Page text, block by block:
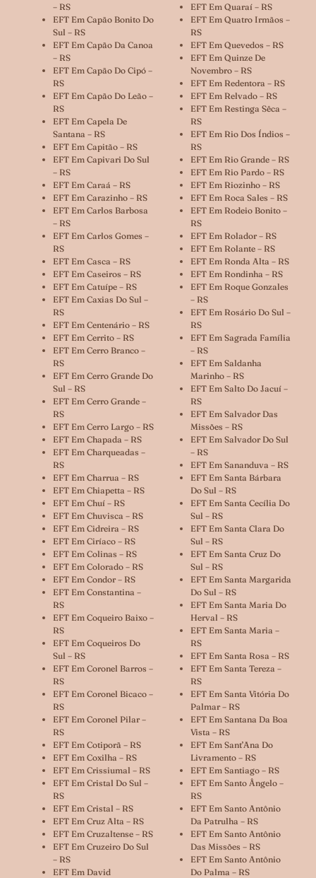
– RS
EFT Em Capão Bonito Do
Sul – RS
EFT Em Capão Da Canoa
– RS
EFT Em Capão Do Cipó –
RS
EFT Em Capão Do Leão –
RS
EFT Em Capela De
Santana – RS
EFT Em Capitão – RS
EFT Em Capivari Do Sul
– RS
EFT Em Caraá – RS
EFT Em Carazinho – RS
EFT Em Carlos Barbosa
– RS
EFT Em Carlos Gomes –
RS
EFT Em Casca – RS
EFT Em Caseiros – RS
EFT Em Catuípe – RS
EFT Em Caxias Do Sul –
RS
EFT Em Centenário – RS
EFT Em Cerrito – RS
EFT Em Cerro Branco –
RS
EFT Em Cerro Grande Do
Sul – RS
EFT Em Cerro Grande –
RS
EFT Em Cerro Largo – RS
EFT Em Chapada – RS
EFT Em Charqueadas –
RS
EFT Em Charrua – RS
EFT Em Chiapetta – RS
EFT Em Chuí – RS
EFT Em Chuvisca – RS
EFT Em Cidreira – RS
EFT Em Ciríaco – RS
EFT Em Colinas – RS
EFT Em Colorado – RS
EFT Em Condor – RS
EFT Em Constantina –
RS
EFT Em Coqueiro Baixo –
RS
EFT Em Coqueiros Do
Sul – RS
EFT Em Coronel Barros –
RS
EFT Em Coronel Bicaco –
RS
EFT Em Coronel Pilar –
RS
EFT Em Cotiporã – RS
EFT Em Coxilha – RS
EFT Em Crissiumal – RS
EFT Em Cristal Do Sul –
RS
EFT Em Cristal – RS
EFT Em Cruz Alta – RS
EFT Em Cruzaltense – RS
EFT Em Cruzeiro Do Sul
– RS
EFT Em David
EFT Em Quaraí – RS
EFT Em Quatro Irmãos –
RS
EFT Em Quevedos – RS
EFT Em Quinze De
Novembro – RS
EFT Em Redentora – RS
EFT Em Relvado – RS
EFT Em Restinga Sêca –
RS
EFT Em Rio Dos Índios –
RS
EFT Em Rio Grande – RS
EFT Em Rio Pardo – RS
EFT Em Riozinho – RS
EFT Em Roca Sales – RS
EFT Em Rodeio Bonito –
RS
EFT Em Rolador – RS
EFT Em Rolante – RS
EFT Em Ronda Alta – RS
EFT Em Rondinha – RS
EFT Em Roque Gonzales
– RS
EFT Em Rosário Do Sul –
RS
EFT Em Sagrada Família
– RS
EFT Em Saldanha
Marinho – RS
EFT Em Salto Do Jacuí –
RS
EFT Em Salvador Das
Missões – RS
EFT Em Salvador Do Sul
– RS
EFT Em Sananduva – RS
EFT Em Santa Bárbara
Do Sul – RS
EFT Em Santa Cecília Do
Sul – RS
EFT Em Santa Clara Do
Sul – RS
EFT Em Santa Cruz Do
Sul – RS
EFT Em Santa Margarida
Do Sul – RS
EFT Em Santa Maria Do
Herval – RS
EFT Em Santa Maria –
RS
EFT Em Santa Rosa – RS
EFT Em Santa Tereza –
RS
EFT Em Santa Vitória Do
Palmar – RS
EFT Em Santana Da Boa
Vista – RS
EFT Em Sant’Ana Do
Livramento – RS
EFT Em Santiago – RS
EFT Em Santo Ângelo –
RS
EFT Em Santo Antônio
Da Patrulha – RS
EFT Em Santo Antônio
Das Missões – RS
EFT Em Santo Antônio
Do Palma – RS